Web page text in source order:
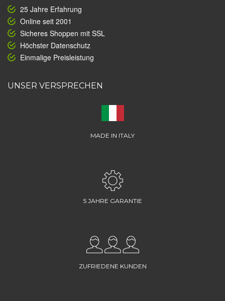
25 Jahre Erfahrung
Online seit 2001
Sicheres Shoppen mit SSL
Höchster Datenschutz
Einmalige Preisleistung
UNSER VERSPRECHEN
MADE IN ITALY
5 JAHRE GARANTIE
ZUFRIEDENE KUNDEN